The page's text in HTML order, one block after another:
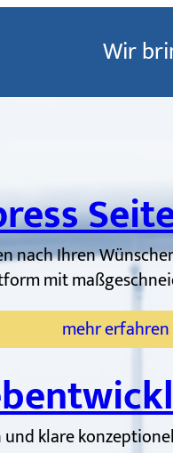
Wir
nach Ihren
mit
mehr erfahren
klare